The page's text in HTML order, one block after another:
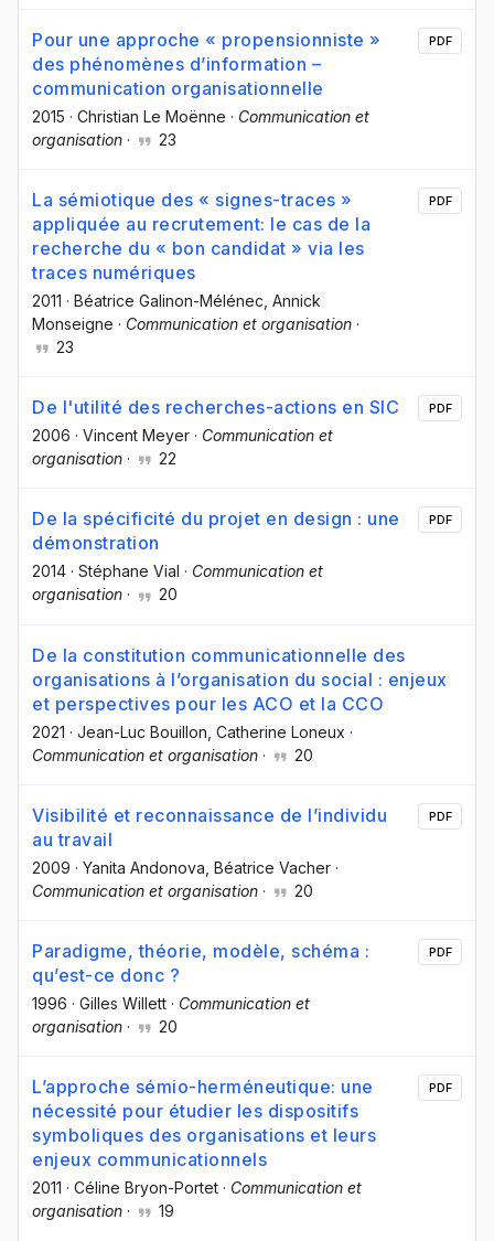
Pour une approche « propensionniste »
des phénomènes d’information –
communication organisationnelle
2015 · Christian Le Moënne · Communication et
organisation · 23
PDF
La sémiotique des « signes-traces »
appliquée au recrutement: le cas de la
recherche du « bon candidat » via les
traces numériques
2011 · Béatrice Galinon-Mélénec , Annick
Monseigne · Communication et organisation ·
23
PDF
De l'utilité des recherches-actions en SIC
2006 · Vincent Meyer · Communication et
organisation · 22
PDF
De la spécificité du projet en design : une
démonstration
2014 · Stéphane Vial · Communication et
organisation · 20
PDF
De la constitution communicationnelle des
organisations à l’organisation du social : enjeux
et perspectives pour les ACO et la CCO
2021 · Jean-Luc Bouillon , Catherine Loneux ·
Communication et organisation · 20
Visibilité et reconnaissance de l’individu
au travail
2009 · Yanita Andonova , Béatrice Vacher ·
Communication et organisation · 20
PDF
Paradigme, théorie, modèle, schéma :
qu’est-ce donc ?
1996 · Gilles Willett · Communication et
organisation · 20
PDF
L’approche sémio-herméneutique: une
nécessité pour étudier les dispositifs
symboliques des organisations et leurs
enjeux communicationnels
2011 · Céline Bryon-Portet · Communication et
organisation · 19
PDF